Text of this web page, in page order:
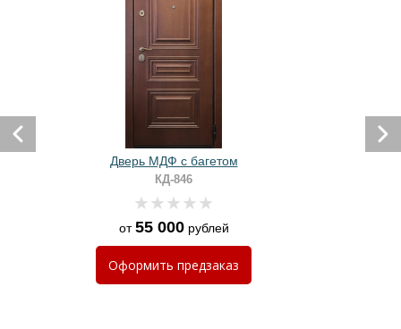
Дверь МДФ с багетом
КД-846
от55 000рублей
Оформить предзаказ